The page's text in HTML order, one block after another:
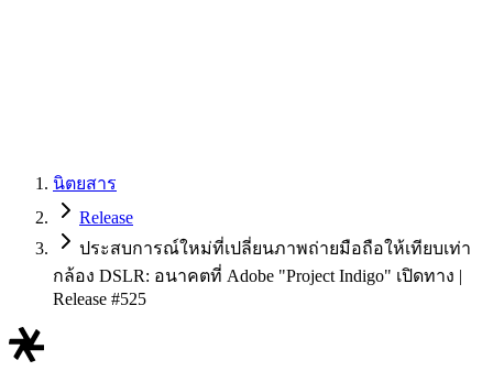
นิตยสาร
Release
ประสบการณ์ใหม่ที่เปลี่ยนภาพถ่ายมือถือให้เทียบเท่า
กล้อง DSLR: อนาคตที่ Adobe "Project Indigo" เปิดทาง |
Release #525